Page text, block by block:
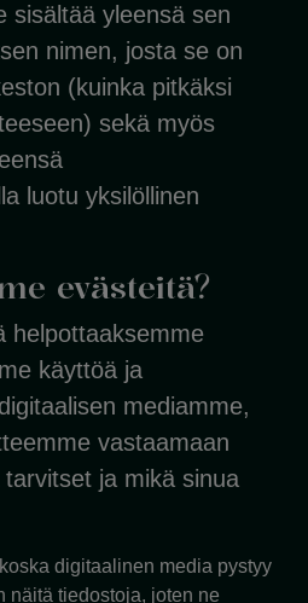
sisältää yleensä sen
nimen, josta se on
(kuinka pitkäksi
sekä myös
luotu yksilöllinen
evästeitä?
helpottaaksemme
käyttöä ja
mediamme,
vastaamaan
ja mikä sinua
digitaalinen media pystyy
näitä tiedostoja, joten ne